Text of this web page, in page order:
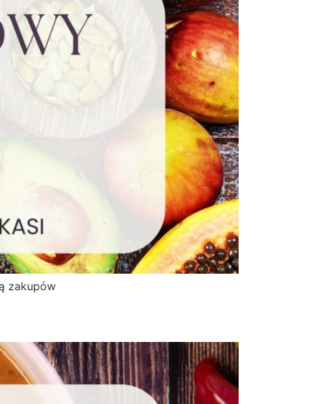
zakupów